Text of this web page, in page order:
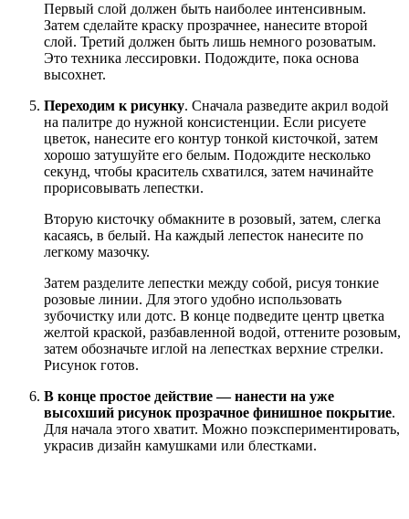
Первый слой должен быть наиболее интенсивным.
Затем сделайте краску прозрачнее, нанесите второй
слой. Третий должен быть лишь немного розоватым.
Это техника лессировки. Подождите, пока основа
высохнет.
Переходим к рисунку. Сначала разведите акрил водой
на палитре до нужной консистенции. Если рисуете
цветок, нанесите его контур тонкой кисточкой, затем
хорошо затушуйте его белым. Подождите несколько
секунд, чтобы краситель схватился, затем начинайте
прорисовывать лепестки.
Вторую кисточку обмакните в розовый, затем, слегка
касаясь, в белый. На каждый лепесток нанесите по
легкому мазочку.
Затем разделите лепестки между собой, рисуя тонкие
розовые линии. Для этого удобно использовать
зубочистку или дотс. В конце подведите центр цветка
желтой краской, разбавленной водой, оттените розовым,
затем обозначьте иглой на лепестках верхние стрелки.
Рисунок готов.
В конце простое действие — нанести на уже
высохший рисунок прозрачное финишное покрытие.
Для начала этого хватит. Можно поэкспериментировать,
украсив дизайн камушками или блестками.